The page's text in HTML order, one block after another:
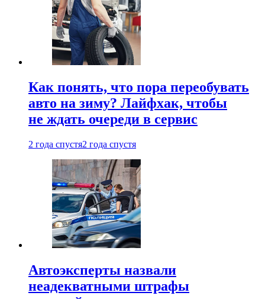
Как понять, что пора переобувать
авто на зиму? Лайфхак, чтобы
не ждать очереди в сервис
2 года спустя2 года спустя
Автоэксперты назвали
неадекватными штрафы